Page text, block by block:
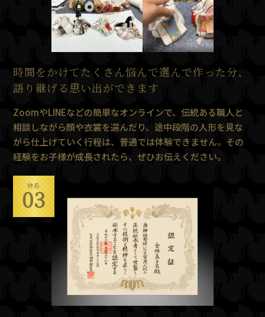
時間をかけてたくさん悩んで選んで作った分、
語り継げる思い出ができます
ZoomやLINEなどの簡単なオンラインで、伝統ある職人と
相談しながら顔や衣裳を選んだり、途中段階の人形を見な
がら仕上げていく行程は、普通では体験できません。その
経験をお子様が成長されたら、ぜひお伝えください。
特長
03